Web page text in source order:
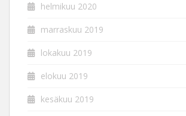
helmikuu 2020
marraskuu 2019
lokakuu 2019
elokuu 2019
kesäkuu 2019